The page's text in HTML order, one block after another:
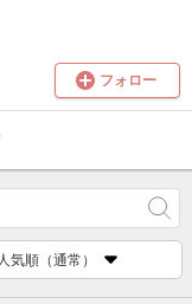
フォロー
人気順（通常）